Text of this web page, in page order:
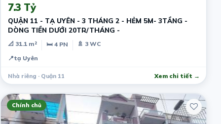
7.3 Tỷ
QUẬN 11 - TẠ UYÊN - 3 THÁNG 2 - HẺM 5M- 3TẦNG -
DÒNG TIỀN DƯỚI 20TR/THÁNG -
📐 31.1 m² 🛏 4 PN
🚿 3 WC
📍tạ Uyên
Nhà riêng · Quận 11 Xem chi tiết →
Chính chủ